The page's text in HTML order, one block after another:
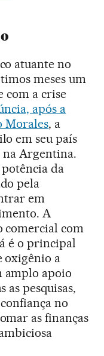
atuante no
meses um
com a crise
após a
Morales, a
em seu país
na Argentina.
da
pela
em
A
comercial com
é o principal
oxigênio a
amplo apoio
as pesquisas,
no
as finanças